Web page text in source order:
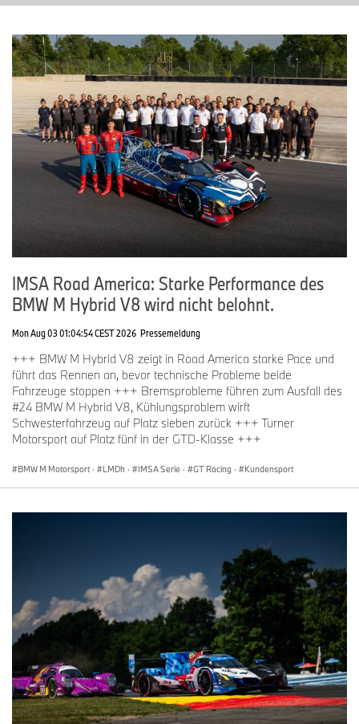
IMSA Road America: Starke Performance des
BMW M Hybrid V8 wird nicht belohnt.
Mon Aug 03 01:04:54 CEST 2026 Pressemeldung
+++ BMW M Hybrid V8 zeigt in Road America starke Pace und
führt das Rennen an, bevor technische Probleme beide
Fahrzeuge stoppen +++ Bremsprobleme führen zum Ausfall des
#24 BMW M Hybrid V8, Kühlungsproblem wirft
Schwesterfahrzeug auf Platz sieben zurück +++ Turner
Motorsport auf Platz fünf in der GTD-Klasse +++
BMW M Motorsport · LMDh · IMSA Serie · GT Racing · Kundensport